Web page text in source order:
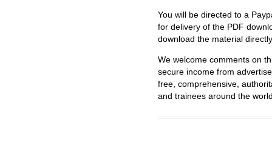
You will be directed to a
for delivery of the PDF
download the material
We welcome comments on
secure income from
free, comprehensive,
and trainees around the